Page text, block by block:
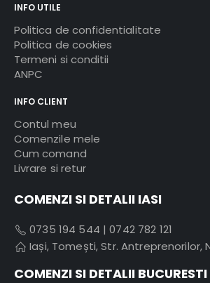
INFO UTILE
Politica de confidentialitate
Politica de cookies
Termeni si conditii
ANPC
INFO CLIENT
Contul meu
Comenzile mele
Cum comand
Livrare si retur
COMENZI SI DETALII IASI
0735 194 544 |0742 782 121
Iași, Tomești, Str. Antreprenorilor,
COMENZI SI DETALII BUCURESTI